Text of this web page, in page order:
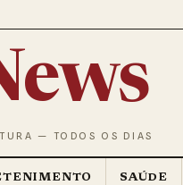
— TODOS OS DIAS
SAÚDE